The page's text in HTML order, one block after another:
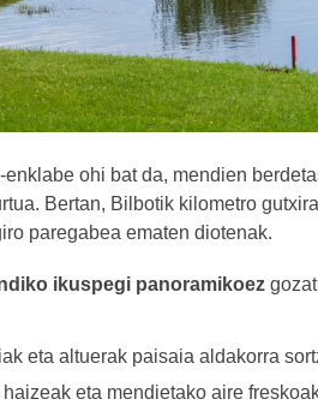
enklabe ohi bat da, mendien
Bertan, Bilbotik kilometro
paregabea ematen diotenak.
ikuspegi panoramikoez
eta altuerak paisaia aldakorra
eta mendietako aire